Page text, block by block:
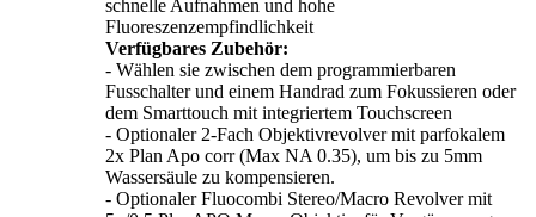
schnelle Aufnahmen und hohe
Fluoreszenzempfindlichkeit
Verfügbares Zubehör:
- Wählen sie zwischen dem programmierbaren
Fusschalter und einem Handrad zum Fokussieren oder
dem Smarttouch mit integriertem Touchscreen
- Optionaler 2-Fach Objektivrevolver mit parfokalem
2x Plan Apo corr (Max NA 0.35), um bis zu 5mm
Wassersäule zu kompensieren.
- Optionaler Fluocombi Stereo/Macro Revolver mit